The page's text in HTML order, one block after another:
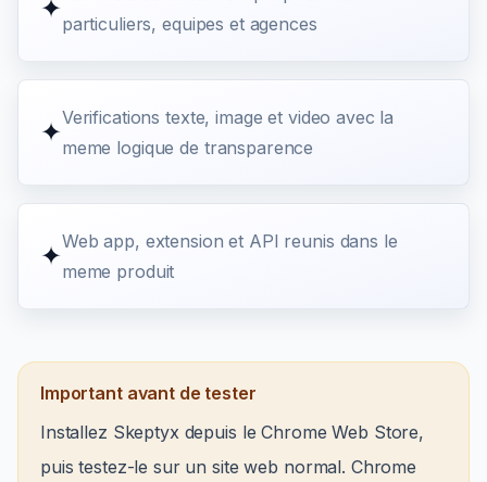
✦particuliers, equipes et agences
✦Verifications texte, image et video avec la
meme logique de transparence
✦Web app, extension et API reunis dans le
meme produit
Important avant de tester
Installez Skeptyx depuis le Chrome Web Store,
puis testez-le sur un site web normal. Chrome